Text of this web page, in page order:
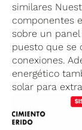
similares
componentes
sobre un
puesto que se
conexiones.
energético
solar para